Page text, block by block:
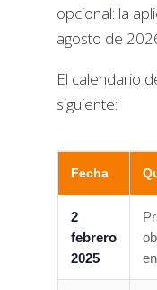
opcional: la
agosto de
El calendario
siguiente:
Fecha
2
febrero
2025